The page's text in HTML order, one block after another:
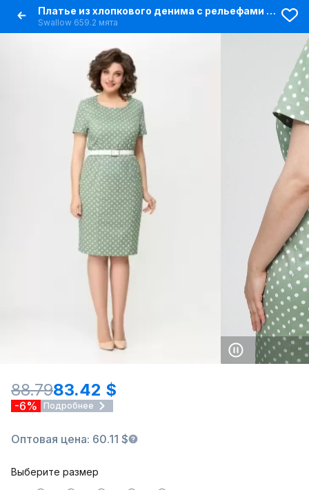
Платье из хлопкового денима с рельефами и шлицей на спинке
Swallow 659.2 мята
88.7983.42 $
-6% Подробнее
Оптовая цена: 60.11 $
Выберите размер